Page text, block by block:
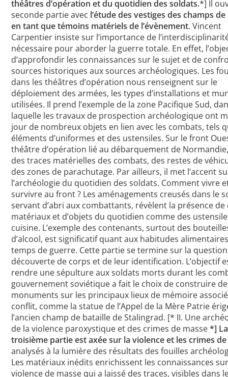
théâtres d’opération et du quotidien des soldats.*] Il
seconde partie avec l’étude des vestiges des champs
en tant que témoins matériels de l’évènement. Vincent
Carpentier insiste sur l’importance de
nécessaire pour aborder la guerre totale. En effet,
d’approfondir les connaissances sur le sujet et de
sources historiques aux sources archéologiques. Les
dans les théâtres d’opération nous renseignent sur le
déploiement des armées, les types d’installations et
utilisées. Il prend l’exemple de la zone Pacifique Sud,
laquelle les travaux de prospection archéologique ont
jour de nombreux objets en lien avec les combats, tels
éléments d’uniformes et des ustensiles. Sur le front
théâtre d’opération lié au débarquement de
des traces matérielles des combats, des restes de
des zones de parachutage. Par ailleurs, il met l’accent
l’archéologie du quotidien des soldats. Comment vivre
survivre au front ? Les aménagements creusés dans le
servant d’abri aux combattants, révèlent la présence de
matériaux et d’objets du quotidien comme des
cuisine. L’exemple des contenants, surtout des
d’alcool, est significatif quant aux habitudes
temps de guerre. Cette partie se termine sur la
découverte de corps et de leur identification. L’objectif
rendre une sépulture aux soldats morts durant les
gouvernement soviétique a fait le choix de construire
monuments sur les principaux lieux de mémoire
conflit, comme la statue de l’Appel de la Mère Patrie
l’ancien champ de bataille de Stalingrad. [* II. Une
de la violence paroxystique et des crimes de masse*] La
troisième partie est axée sur la violence et les crimes
analysés à la lumière des résultats des fouilles
Les matériaux inédits enrichissent les connaissances
violence de masse qui a laissé des traces, visibles dans